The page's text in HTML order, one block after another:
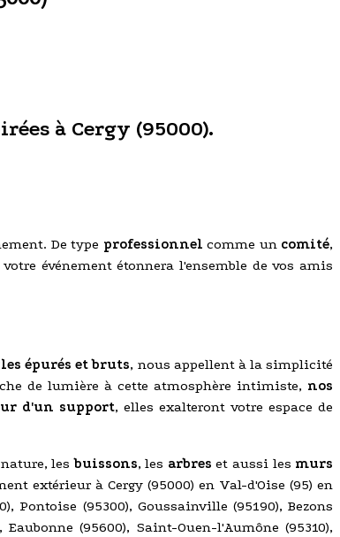
à Cergy (95000).
De type professionnel comme un comité,
événement étonnera l'ensemble de vos amis
épurés et bruts, nous appellent à la simplicité
de lumière à cette atmosphère intimiste, nos
d'un support, elles exalteront votre espace de
nature, lesbuissons, les arbres et aussi les murs
extérieur à Cergy (95000) en Val-d'Oise (95) en
Pontoise (95300), Goussainville (95190), Bezons
(95600), Saint-Ouen-l'Aumône (95310),